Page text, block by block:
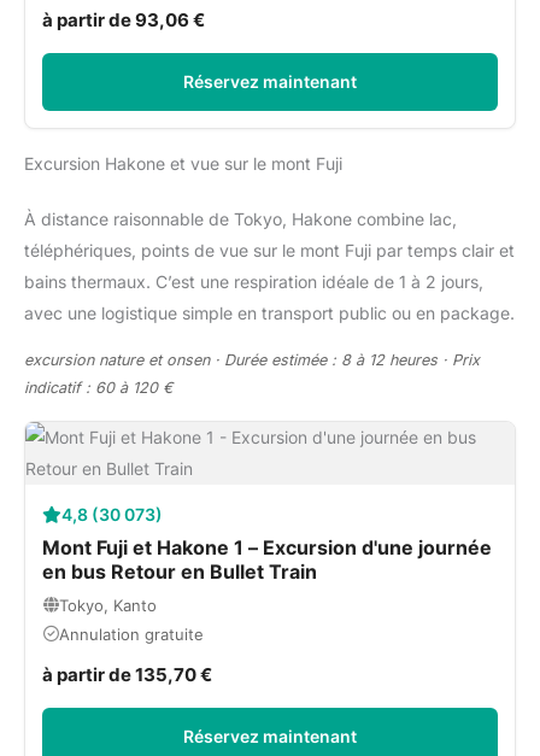
à partir de 93,06 €
Réservez maintenant
Excursion Hakone et vue sur le mont Fuji
À distance raisonnable de Tokyo, Hakone combine lac,
téléphériques, points de vue sur le mont Fuji par temps clair et
bains thermaux. C’est une respiration idéale de 1 à 2 jours,
avec une logistique simple en transport public ou en package.
excursion nature et onsen · Durée estimée : 8 à 12 heures · Prix
indicatif : 60 à 120 €
4,8 (30 073)
Mont Fuji et Hakone 1 – Excursion d'une journée
en bus Retour en Bullet Train
Tokyo, Kanto
Annulation gratuite
à partir de 135,70 €
Réservez maintenant